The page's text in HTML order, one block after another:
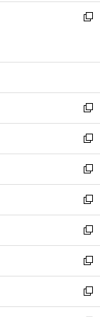
く
で
ン
ド
開
し
い
ン
ウ
で
開
く
新
ウ
ン
ド
ウ
で
開
く
新
し
い
ウ
ィ
ン
ド
ウ
で
開
く
新
し
い
ウ
ィ
ン
ド
ウ
で
開
く
新
し
い
ウ
ィ
ン
ド
ウ
で
開
新
し
い
ウ
ィ
ン
ド
ウ
新
し
い
ウ
ィ
ン
新
し
い
ウ
新
し